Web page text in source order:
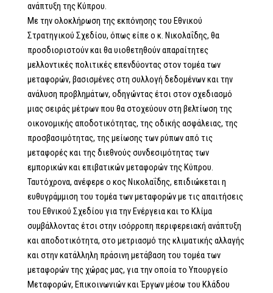
ανάπτυξη της Κύπρου.
Με την ολοκλήρωση της εκπόνησης του Εθνικού
Στρατηγικού Σχεδίου, όπως είπε ο κ. Νικολαΐδης, θα
προσδιοριστούν και θα υιοθετηθούν απαραίτητες
μελλοντικές πολιτικές επενδύοντας στον τομέα των
μεταφορών, βασισμένες στη συλλογή δεδομένων και την
ανάλυση προβλημάτων, οδηγώντας έτσι στον σχεδιασμό
μιας σειράς μέτρων που θα στοχεύουν στη βελτίωση της
οικονομικής αποδοτικότητας, της οδικής ασφάλειας, της
προσβασιμότητας, της μείωσης των ρύπων από τις
μεταφορές και της διεθνούς συνδεσιμότητας των
εμπορικών και επιβατικών μεταφορών της Κύπρου.
Ταυτόχρονα, ανέφερε ο κος Νικολαΐδης, επιδιώκεται η
ευθυγράμμιση του τομέα των μεταφορών με τις απαιτήσεις
του Εθνικού Σχεδίου για την Ενέργεια και το Κλίμα
συμβάλλοντας έτσι στην ισόρροπη περιφερειακή ανάπτυξη
και αποδοτικότητα, στο μετριασμό της κλιματικής αλλαγής
και στην κατάλληλη πράσινη μετάβαση του τομέα των
μεταφορών της χώρας μας, για την οποία το Υπουργείο
Μεταφορών, Επικοινωνιών και Έργων μέσω του Κλάδου